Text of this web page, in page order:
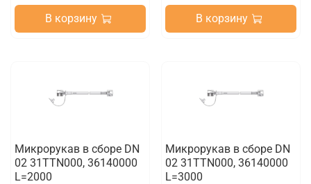
В корзину В корзину
Микрорукав в сборе DN
02 31TTN000, 36140000
L=2000
Микрорукав в сборе DN
02 31TTN000, 36140000
L=3000